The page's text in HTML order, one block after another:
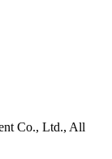
Co., Ltd., All